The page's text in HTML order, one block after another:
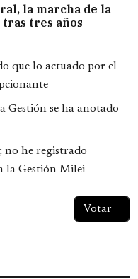
la marcha de la
tres años
que lo actuado por el
Gestión se ha anotado
he registrado
la Gestión Milei